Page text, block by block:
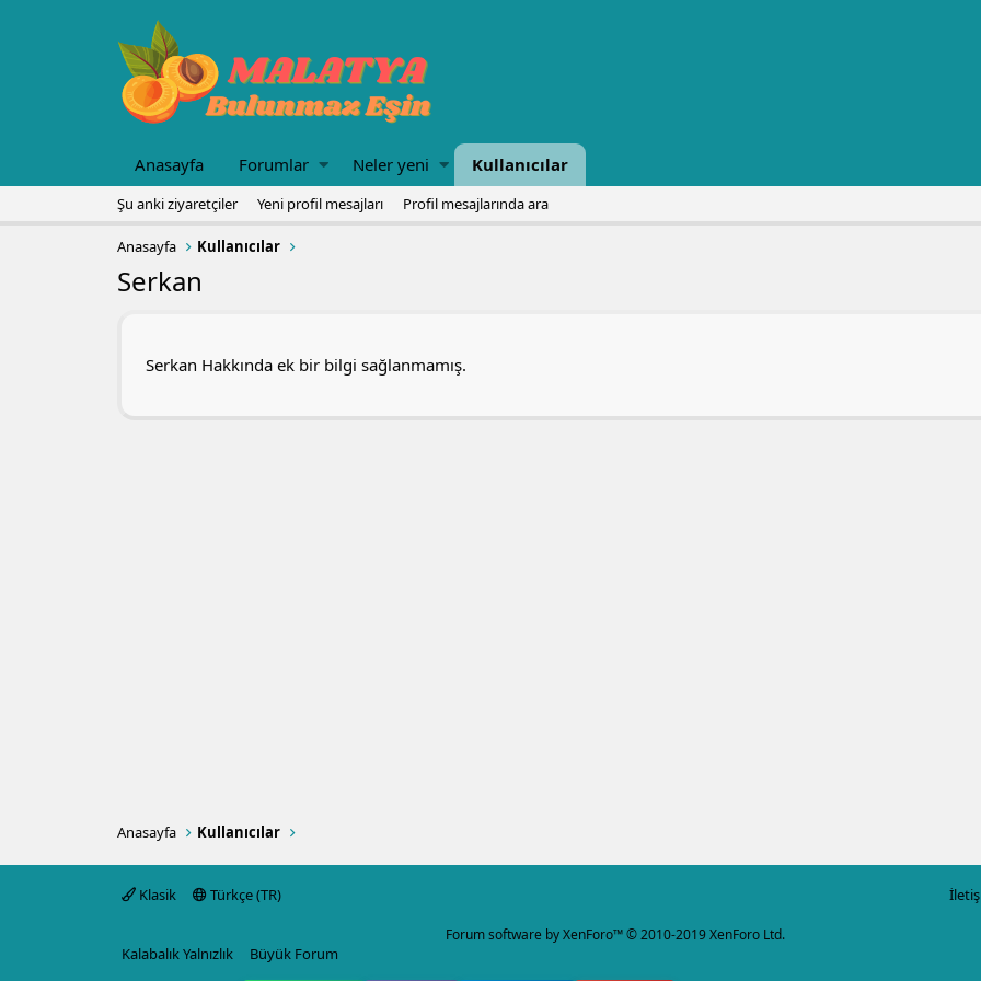
Anasayfa Forumlar Neler yeni Kullanıcılar
Şu anki ziyaretçiler Yeni profil mesajları Profil mesajlarında ara
Anasayfa Kullanıcılar
Serkan
Serkan Hakkında ek bir bilgi sağlanmamış.
Anasayfa Kullanıcılar
Klasik Türkçe (TR)
Forum software by XenForo™© 2010-2019 XenForo Ltd.
Kalabalık Yalnızlık Büyük Forum